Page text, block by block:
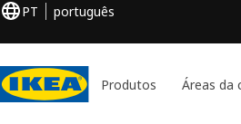
PT português
Produtos Áreas da